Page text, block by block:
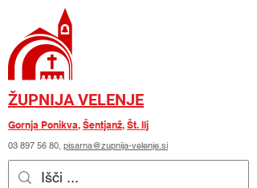
ŽUPNIJA VELENJE
Gornja Ponikva, Šentjanž, Št. Ilj
03 897 56 80, pisarna@zupnija-velenje.si